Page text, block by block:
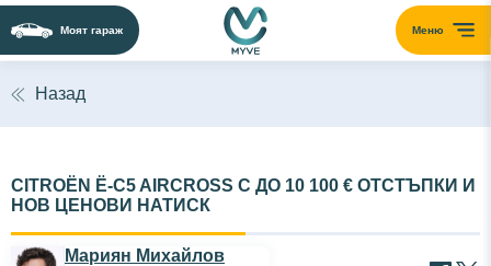
Меню
Моят гараж
Назад
CITROËN Ë-C5 AIRCROSS С ДО 10 100 € ОТСТЪПКИ И
НОВ ЦЕНОВИ НАТИСК
Мариян Михайлов